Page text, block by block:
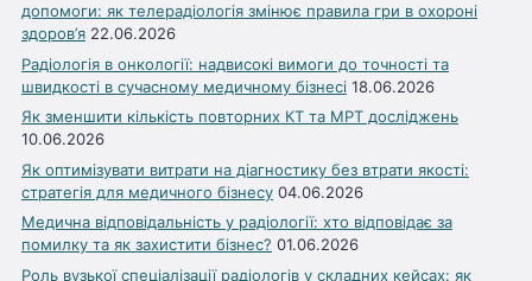
допомоги: як телерадіологія змінює правила гри в охороні
здоров’я 22.06.2026
Радіологія в онкології: надвисокі вимоги до точності та
швидкості в сучасному медичному бізнесі 18.06.2026
Як зменшити кількість повторних КТ та МРТ досліджень
10.06.2026
Як оптимізувати витрати на діагностику без втрати якості:
стратегія для медичного бізнесу 04.06.2026
Медична відповідальність у радіології: хто відповідає за
помилку та як захистити бізнес? 01.06.2026
Роль вузької спеціалізації радіологів у складних кейсах: як